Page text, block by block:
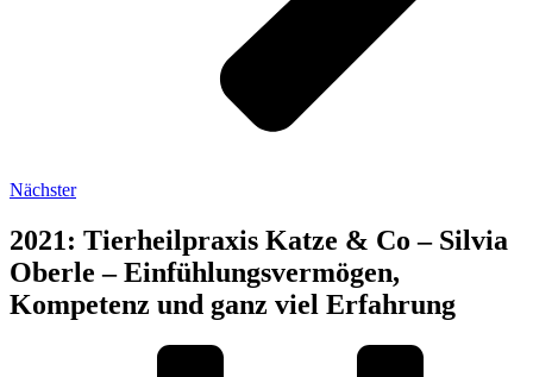
Nächster
2021: Tierheilpraxis Katze & Co – Silvia
Oberle – Einfühlungsvermögen,
Kompetenz und ganz viel Erfahrung